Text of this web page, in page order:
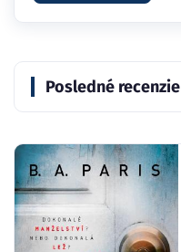
Posledné recenzie